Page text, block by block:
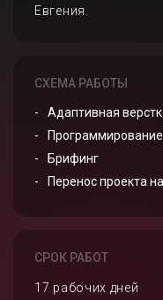
Евгения.
СХЕМА РАБОТЫ
Адаптивная
Брифинг
Перенос проекта
СРОК РАБОТ
17 рабочих дней